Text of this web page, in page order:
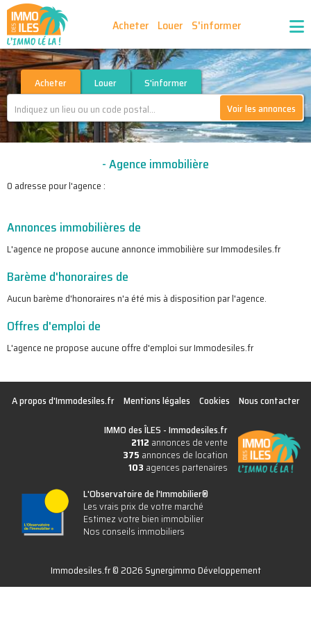
Acheter Louer S'informer
Publiez vos annonces Nos agences partenaires
Nos outils Ma sélection d'annonces
Recrutement Partenaires
Acheter Louer
S'informer
Voir les annonces
- Agence immobilière
0 adresse pour l'agence :
Annonces immobilières de
L'agence ne propose aucune annonce immobilière sur Immodesiles.fr
Barème d'honoraires de
Aucun barème d'honoraires n'a été mis à disposition par l'agence.
Offres d'emploi de
L'agence ne propose aucune offre d'emploi sur Immodesiles.fr
A propos d'Immodesiles.fr Mentions légales Cookies
Nous contacter
IMMO des ÎLES -Immodesiles.fr
2112 annonces de vente
375 annonces de location
103 agences partenaires
L'Observatoire de l'Immobilier®
Les vrais prix de votre marché
Estimez votre bien immobilier
Nos conseils immobiliers
Immodesiles.fr © 2026 Synergimmo Développement